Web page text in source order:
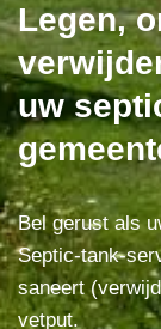
Legen,
uw
Bel gerust als
Septic-tank-
saneert
vetput.